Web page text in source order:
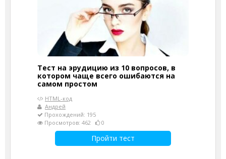
Тест на эрудицию из 10 вопросов, в
котором чаще всего ошибаются на
самом простом
HTML-код
Андрей
Прохождений: 195
Просмотров: 462
0
Пройти тест